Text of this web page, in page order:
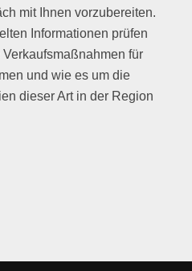
mit Ihnen vorzubereiten.
Informationen prüfen
für
und wie es um die
dieser Art in der Region